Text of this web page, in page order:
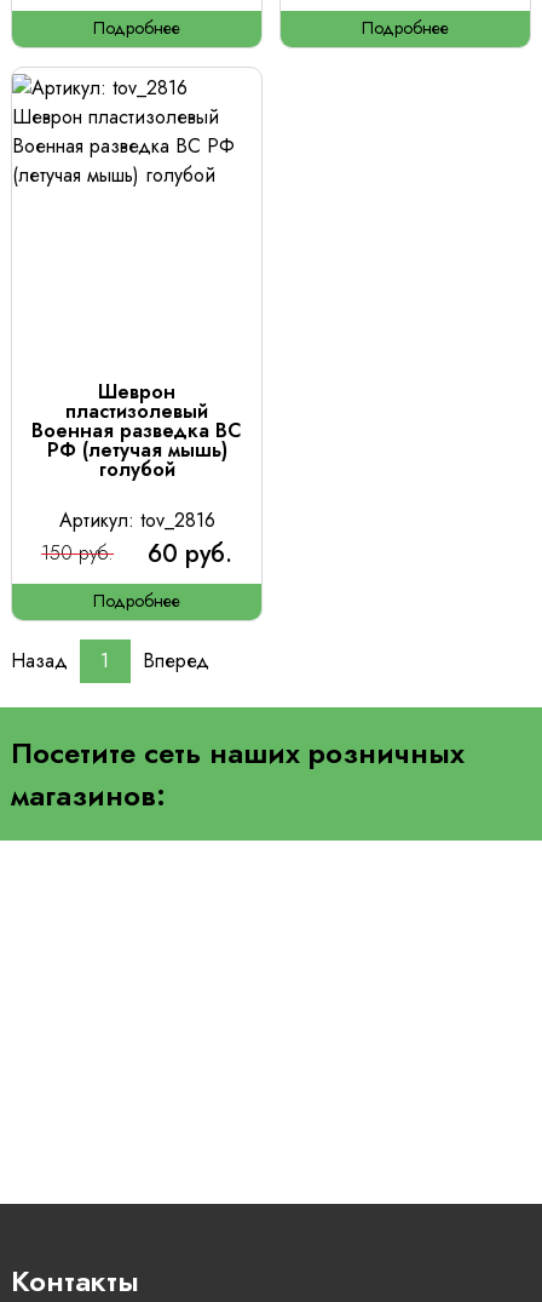
Подробнее Подробнее
Шеврон
пластизолевый
Военная разведка ВС
РФ (летучая мышь)
голубой
Артикул: tov_2816
150 руб.
60 руб.
Подробнее
Назад 1 Вперед
Посетите сеть наших розничных
магазинов:
Контакты